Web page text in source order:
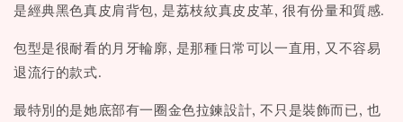
是經典黑色真皮肩背包, 是荔枝紋真皮皮革, 很有份量和質感.
包型是很耐看的月牙輪廓, 是那種日常可以一直用, 又不容易
退流行的款式.
最特別的是她底部有一圈金色拉鍊設計, 不只是裝飾而已, 也